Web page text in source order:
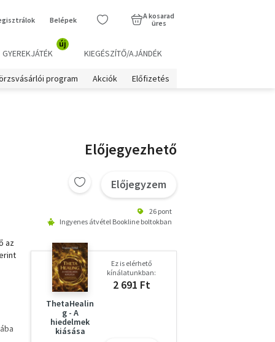
Belépek
A kosarad
üres
GYEREKJÁTÉK
új
KIEGÉSZÍTŐ/AJÁNDÉK
program Akciók Előfizetés
az
Előjegyezhető
Előjegyzem
26 pont
Ingyenes átvétel Bookline boltokban
ThetaHealin
g - A
hiedelmek
kiásása
Ez is elérhető
kínálatunkban:
2 691 Ft